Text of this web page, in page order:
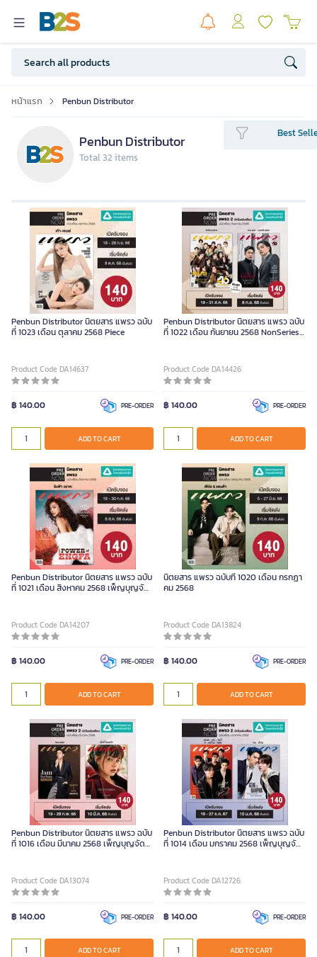
หน้าแรก Penbun Distributor
Penbun Distributor
Total 32 items
Best
Penbun Distributor นิตยสาร แพรว ฉบับ
ที่ 1023 เดือน ตุลาคม 2568 Piece
Product Code DA14637
฿ 140.00 PRE-ORDER
ADD TO CART
Penbun Distributor นิตยสาร แพรว ฉบับ
ที่ 1022 เดือน กันยายน 2568 NonSeries
Product Code DA14426
฿ 140.00 PRE-ORDER
ADD TO CART
Penbun Distributor นิตยสาร แพรว ฉบับ
ที่ 1021 เดือน สิงหาคม 2568 เพ็ญบุญจัด
Product Code DA14207
฿ 140.00 PRE-ORDER
ADD TO CART
นิตยสาร แพรว ฉบับที่ 1020 เดือน กรกฏา
คม 2568
Product Code DA13824
฿ 140.00 PRE-ORDER
ADD TO CART
Penbun Distributor นิตยสาร แพรว ฉบับ
ที่ 1016 เดือน มีนาคม 2568 เพ็ญบุญจัดจ
Product Code DA13074
฿ 140.00 PRE-ORDER
ADD TO CART
Penbun Distributor นิตยสาร แพรว ฉบับ
ที่ 1014 เดือน มกราคม 2568 เพ็ญบุญจัด
Product Code DA12726
฿ 140.00 PRE-ORDER
ADD TO CART